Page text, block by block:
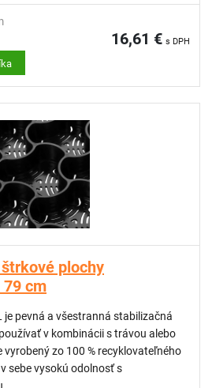
16,61 € s DPH
plochy
79 cm
je pevná a všestranná stabilizačná
v kombinácii s trávou alebo
zo 100 % recyklovateľného
sebe vysokú odolnosť s